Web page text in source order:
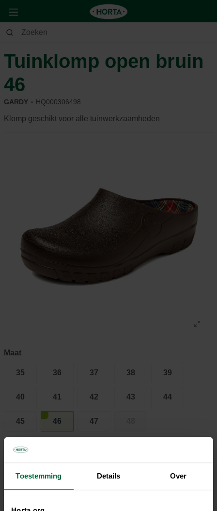
Toestemming Details Over
Tuin Andere
Tuinklomp open bruin
46
GARDY HQ000306498
Klomp geschikt voor alle tuinwerkzaamheden
Maat
35 36 37 38 39
40 41 42 43 44
45 46 47
Kleur
€ 46,95